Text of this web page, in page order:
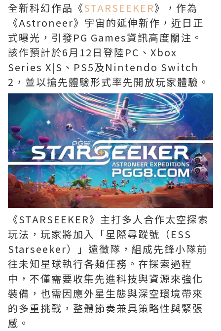
全新科幻作品《STARSEEKER》，作為
《Astroneer》宇宙的延伸新作，近日正
式曝光，引發PG Games資訊高度關注。
該作預計於6月12日登陸PC、Xbox
Series X|S、PS5及Nintendo Switch
2，並以搶先體驗形式率先開放玩家體驗。
《STARSEEKER》主打多人合作太空探索
玩法，玩家將加入「星際尋蹤號（ESS
Starseeker）」遠徵隊，組成先鋒小隊前
往未知星球執行各類任務。在探索過程
中，不僅需要收集先進科技與資源來強化
裝備，也需因應外星生態與深空環境帶來
的多重挑戰，整體節奏兼具策略性與緊張
感。